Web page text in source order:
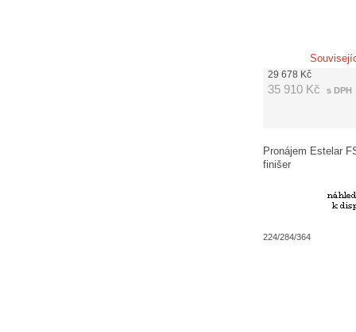
29 678 Kč
35 910 Kč s DPH
Pronájem Estelar
finišer
224/284/364